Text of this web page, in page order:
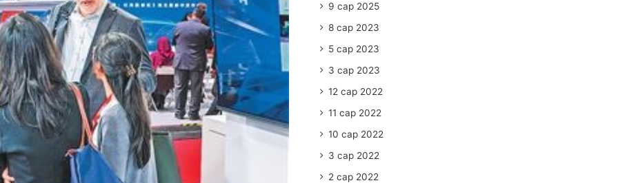
9 сар 2025
8 сар 2023
5 сар 2023
3 сар 2023
12 сар 2022
11 сар 2022
10 сар 2022
3 сар 2022
2 сар 2022